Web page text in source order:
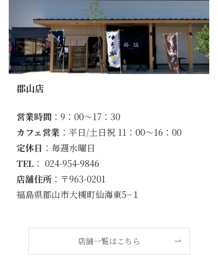
郡山店
営業時間 ：9：00〜17：30
カフェ営業 ：平日/土日祝 11：00〜16：00
定休日 ：毎週水曜日
TEL ： 024-954-9846
店舗住所 ：〒963-0201
福島県郡山市大槻町仙海東5−１
店舗一覧はこちら